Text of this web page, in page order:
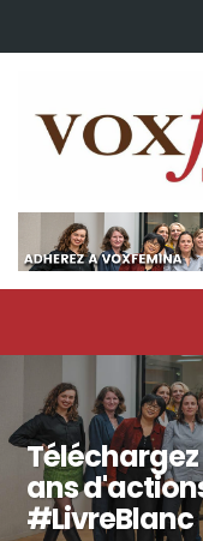
Téléchargez
ans
#LivreBlanc